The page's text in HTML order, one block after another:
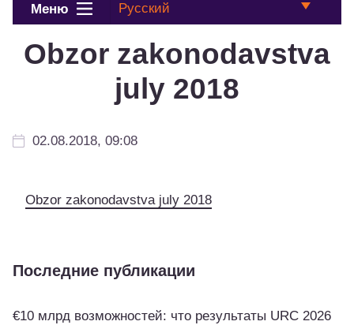
Меню Русский
Obzor zakonodavstva
july 2018
02.08.2018, 09:08
Obzor zakonodavstva july 2018
Последние публикации
€10 млрд возможностей: что результаты URC 2026